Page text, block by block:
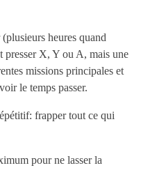
heures quand
presser X, Y ou A, mais une
missions principales et
le temps passer.
frapper tout ce qui
pour ne lasser la